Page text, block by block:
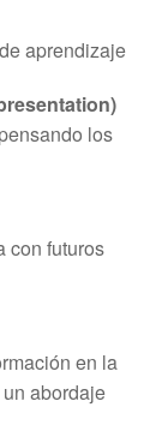
aprendizaje
los
con futuros
en la
abordaje